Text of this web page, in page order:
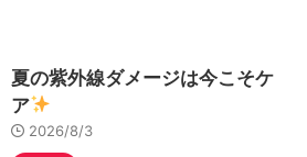
夏の紫外線ダメージは今こそケ
ア
2026/8/3